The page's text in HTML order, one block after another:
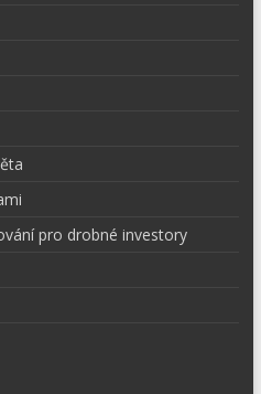
pro drobné investory